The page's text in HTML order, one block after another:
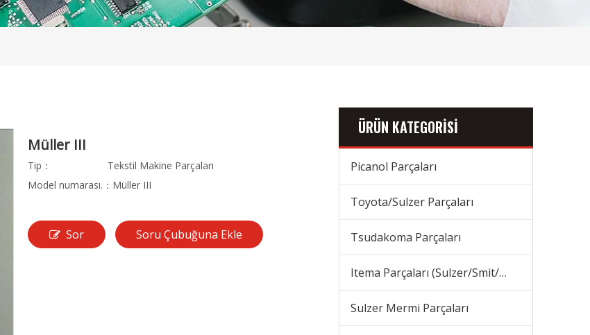
Müller III
Tip：
Tekstil Makine Parçaları
Model numarası.： Müller III
Sor Soru Çubuğuna Ekle
ÜRÜN KATEGORİSİ
Picanol Parçaları
Toyota/Sulzer Parçaları
Tsudakoma Parçaları
Itema Parçaları (Sulzer/Smit/Vamatex) Parçaları
Sulzer Mermi Parçaları